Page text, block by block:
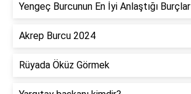
Yengeç Burcunun En İyi Anlaştığı Burçlar
Akrep Burcu 2024
Rüyada Öküz Görmek